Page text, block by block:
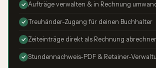
Aufträge verwalten & in Rechnung
Treuhänder-Zugang für deinen Buchhalter
Zeiteinträge direkt als Rechnung
Stundennachweis-PDF & Retainer-